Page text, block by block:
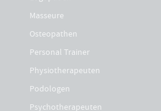
Masseure
Osteopathen
Personal Trainer
Physiotherapeuten
Podologen
Psychotherapeuten